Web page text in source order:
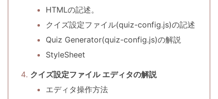
HTMLの記述。
クイズ設定ファイル(quiz-config.js)の記述
Quiz Generator(quiz-config.js)の解説
StyleSheet
クイズ設定ファイル エディタの解説
エディタ操作方法